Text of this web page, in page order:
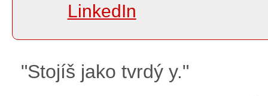
LinkedIn
"Stojíš jako tvrdý y."